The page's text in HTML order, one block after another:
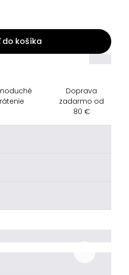
do košíka
Doprava
zadarmo od
80 €